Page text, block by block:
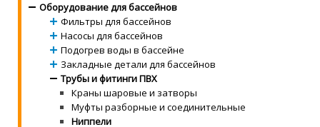
Оборудование для бассейнов
Фильтры для бассейнов
Насосы для бассейнов
Подогрев воды в бассейне
Закладные детали для бассейнов
Трубы и фитинги ПВХ
Краны шаровые и затворы
Муфты разборные и соединительные
Ниппели